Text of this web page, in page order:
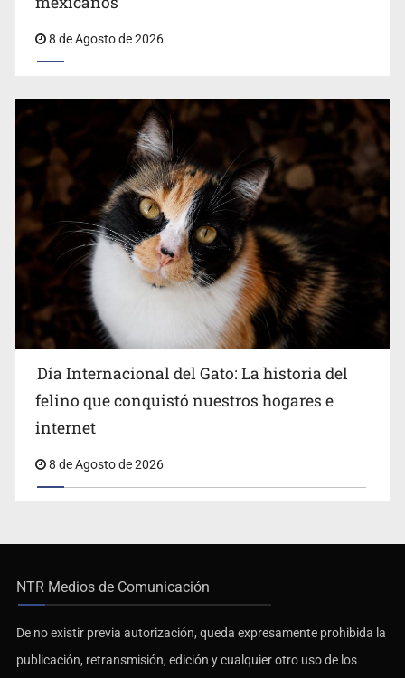
8 de Agosto de 2026
Día Internacional del Gato: La historia del
felino que conquistó nuestros hogares e
internet
8 de Agosto de 2026
NTR Medios de Comunicación
De no existir previa autorización, queda expresamente prohibida la
publicación, retransmisión, edición y cualquier otro uso de los